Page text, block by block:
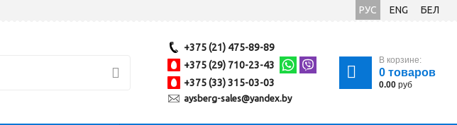
РУС ENG БЕЛ
+375 (21) 475-89-89
+375 (29) 710-23-43
+375 (33) 315-03-03
aysberg-sales@yandex.by
В корзине:
0 товаров
0.00 руб